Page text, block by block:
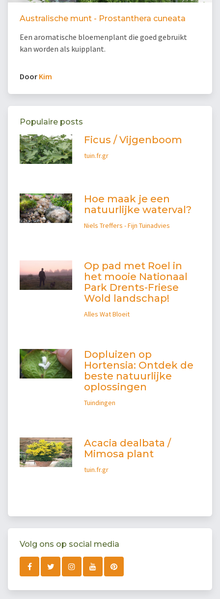
Australische munt - Prostanthera cuneata
Een aromatische bloemenplant die goed gebruikt
kan worden als kuipplant.
Door Kim
Populaire posts
Ficus / Vijgenboom
tuin.fr.gr
Hoe maak je een
natuurlijke waterval?
Niels Treffers - Fijn Tuinadvies
Op pad met Roel in
het mooie Nationaal
Park Drents-Friese
Wold landschap!
Alles Wat Bloeit
Dopluizen op
Hortensia: Ontdek de
beste natuurlijke
oplossingen
Tuindingen
Acacia dealbata /
Mimosa plant
tuin.fr.gr
Volg ons op social media